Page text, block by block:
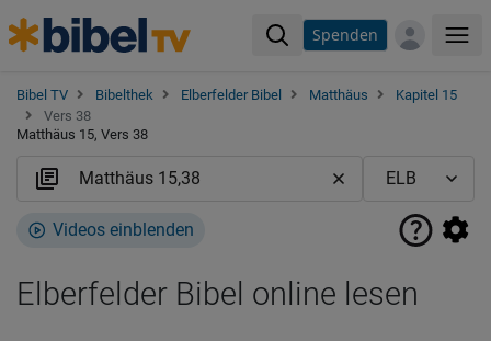
Spenden
Bibel TV Bibelthek Elberfelder Bibel Matthäus
Kapitel 15
Vers 38
Matthäus 15, Vers 38
Videos einblenden
Elberfelder Bibel online lesen